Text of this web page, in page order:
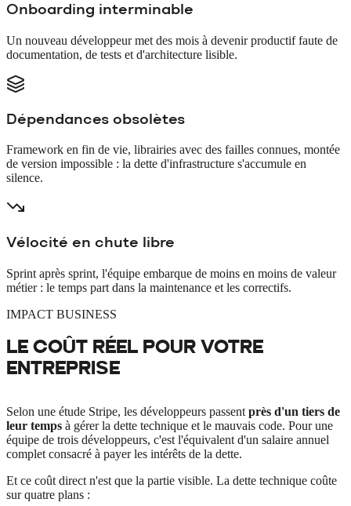
Onboarding interminable
Un nouveau développeur met des mois à devenir productif faute de
documentation, de tests et d'architecture lisible.
Dépendances obsolètes
Framework en fin de vie, librairies avec des failles connues, montée
de version impossible : la dette d'infrastructure s'accumule en
silence.
Vélocité en chute libre
Sprint après sprint, l'équipe embarque de moins en moins de valeur
métier : le temps part dans la maintenance et les correctifs.
IMPACT BUSINESS
LE COÛT RÉEL POUR VOTRE
ENTREPRISE
Selon une étude Stripe, les développeurs passent près d'un tiers de
leur temps à gérer la dette technique et le mauvais code. Pour une
équipe de trois développeurs, c'est l'équivalent d'un salaire annuel
complet consacré à payer les intérêts de la dette.
Et ce coût direct n'est que la partie visible. La dette technique coûte
sur quatre plans :